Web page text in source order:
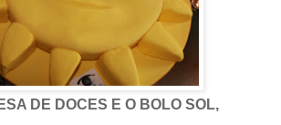
DE DOCES E O BOLO SOL,